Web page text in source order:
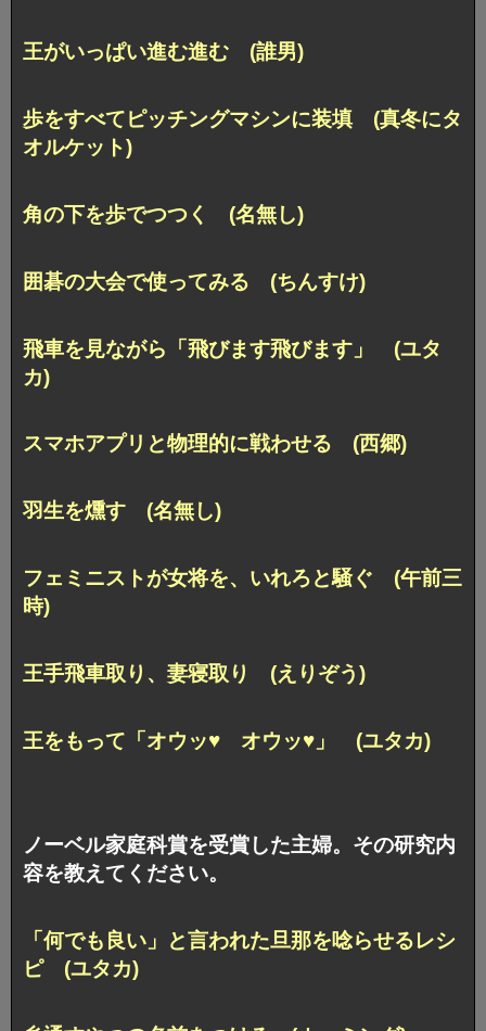
王がいっぱい進む進む (誰男)
歩をすべてピッチングマシンに装填 (真冬にタ
オルケット)
角の下を歩でつつく (名無し)
囲碁の大会で使ってみる (ちんすけ)
飛車を見ながら「飛びます飛びます」 (ユタ
カ)
スマホアプリと物理的に戦わせる (西郷)
羽生を燻す (名無し)
フェミニストが女将を、いれろと騒ぐ (午前三
時)
王手飛車取り、妻寝取り (えりぞう)
王をもって「オウッ♥ オウッ♥」 (ユタカ)
ノーベル家庭科賞を受賞した主婦。その研究内
容を教えてください。
「何でも良い」と言われた旦那を唸らせるレシ
ピ (ユタカ)